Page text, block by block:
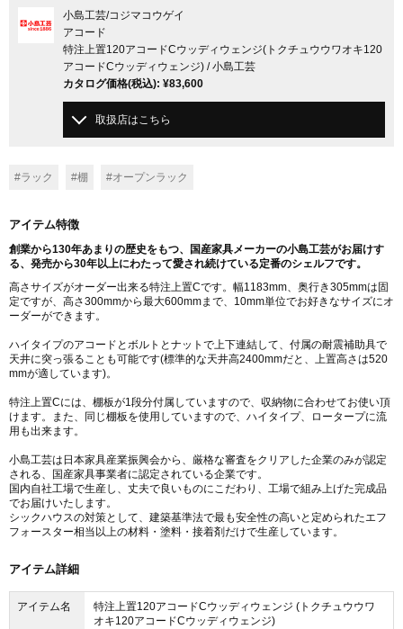
小島工芸/コジマコウゲイ
アコード
特注上置120アコードCウッディウェンジ(トクチュウウワオキ120
アコードCウッディウェンジ) / 小島工芸
カタログ価格(税込): ¥83,600
取扱店はこちら
#ラック #棚 #オープンラック
アイテム特徴
創業から130年あまりの歴史をもつ、国産家具メーカーの小島工芸がお届けす
る、発売から30年以上にわたって愛され続けている定番のシェルフです。
高さサイズがオーダー出来る特注上置Cです。幅1183mm、奥行き305mmは固
定ですが、高さ300mmから最大600mmまで、10mm単位でお好きなサイズにオ
ーダーができます。
ハイタイプのアコードとボルトとナットで上下連結して、付属の耐震補助具で
天井に突っ張ることも可能です(標準的な天井高2400mmだと、上置高さは520
mmが適しています)。
特注上置Cには、棚板が1段分付属していますので、収納物に合わせてお使い頂
けます。また、同じ棚板を使用していますので、ハイタイプ、ロータープに流
用も出来ます。
小島工芸は日本家具産業振興会から、厳格な審査をクリアした企業のみが認定
される、国産家具事業者に認定されている企業です。
国内自社工場で生産し、丈夫で良いものにこだわり、工場で組み上げた完成品
でお届けいたします。
シックハウスの対策として、建築基準法で最も安全性の高いと定められたエフ
フォースター相当以上の材料・塗料・接着剤だけで生産しています。
アイテム詳細
アイテム名
特注上置120アコードCウッディウェンジ (トクチュウウワ
オキ120アコードCウッディウェンジ)